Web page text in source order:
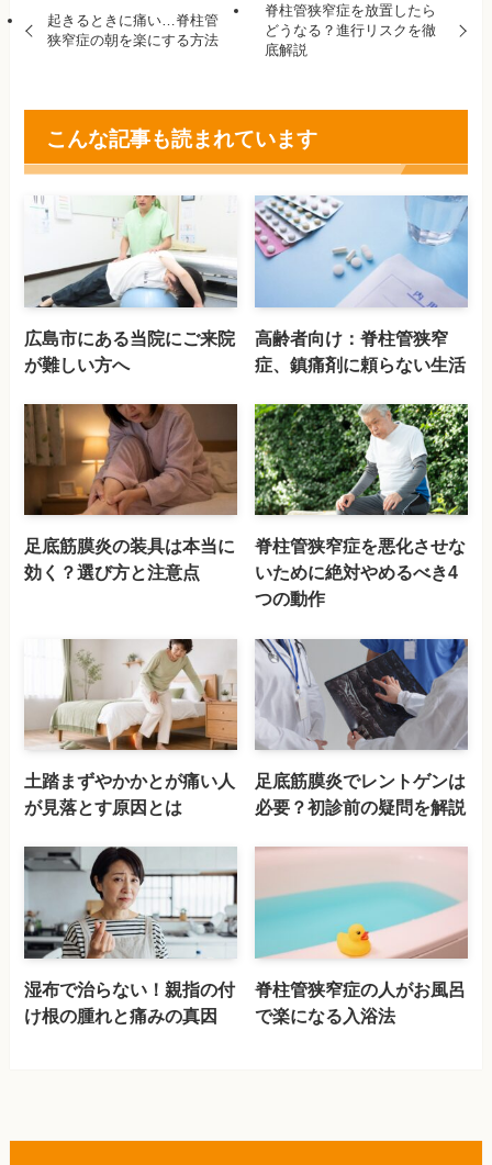
起きるときに痛い…脊柱管
狭窄症の朝を楽にする方法
脊柱管狭窄症を放置したら
どうなる？進行リスクを徹
底解説
こんな記事も読まれています
広島市にある当院にご来院
が難しい方へ
高齢者向け：脊柱管狭窄
症、鎮痛剤に頼らない生活
足底筋膜炎の装具は本当に
効く？選び方と注意点
脊柱管狭窄症を悪化させな
いために絶対やめるべき4
つの動作
土踏まずやかかとが痛い人
が見落とす原因とは
足底筋膜炎でレントゲンは
必要？初診前の疑問を解説
湿布で治らない！親指の付
け根の腫れと痛みの真因
脊柱管狭窄症の人がお風呂
で楽になる入浴法